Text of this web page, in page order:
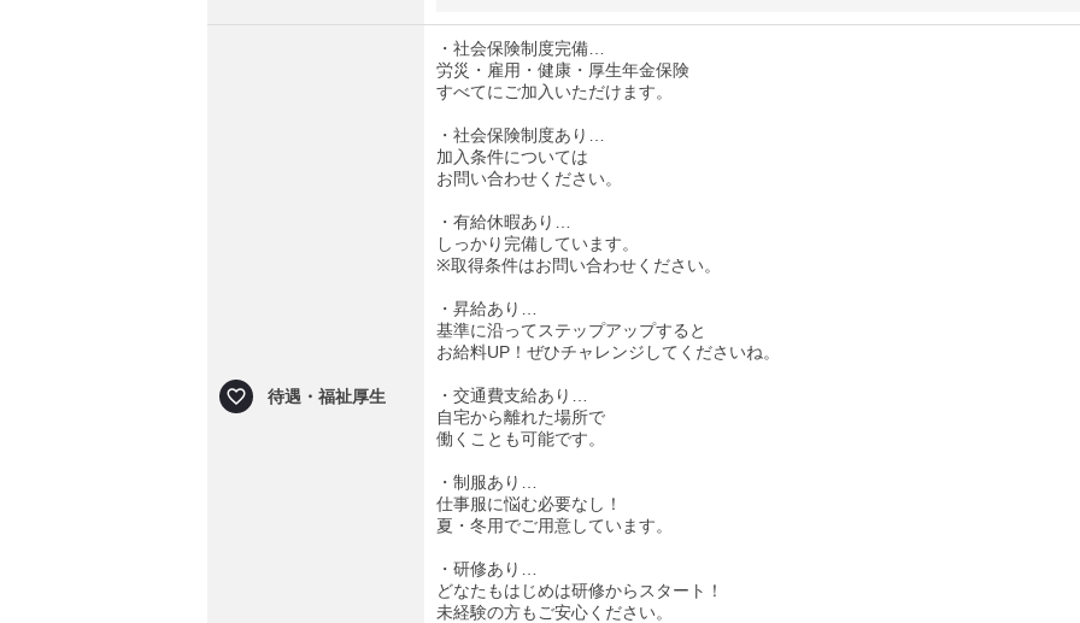
待遇・福祉厚生
・社会保険制度完備…
労災・雇用・健康・厚生年金保険
すべてにご加入いただけます。
・社会保険制度あり…
加入条件については
お問い合わせください。
・有給休暇あり…
しっかり完備しています。
※取得条件はお問い合わせください。
・昇給あり…
基準に沿ってステップアップすると
お給料UP！ぜひチャレンジしてくださいね。
・交通費支給あり…
自宅から離れた場所で
働くことも可能です。
・制服あり…
仕事服に悩む必要なし！
夏・冬用でご用意しています。
・研修あり…
どなたもはじめは研修からスタート！
未経験の方もご安心ください。